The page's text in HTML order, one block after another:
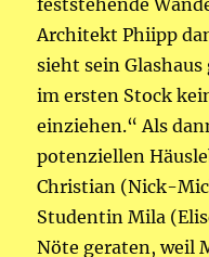
feststehende
Architekt Phiipp
sieht sein
im ersten Stock
einziehen.“ Als
potenziellen
Christian (Nick-
Studentin Mila
Nöte geraten, weil